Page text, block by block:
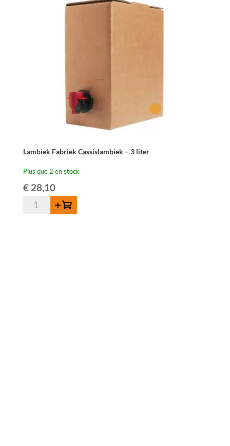
Rabarberlambiek
Lambiek Fabriek Cassislambiek – 3 liter
Plus que 2 en stock
€28,10
quantité
Ajouter au panier